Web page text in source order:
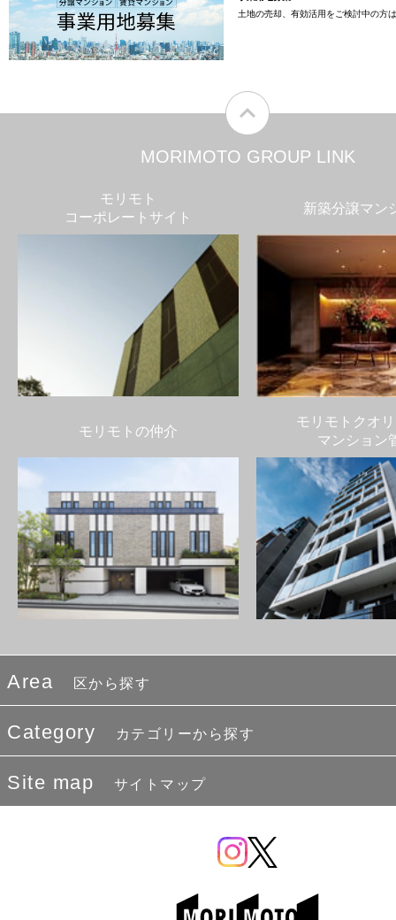
土地の売却、有効活用をご検討中の方
MORIMOTO GROUP LINK
モリモト
コーポレートサイト
新築分譲マン
モリモトの仲介
モリモトクオ
マンション
Area 区から探す
Category カテゴリーから探す
Site map サイトマップ